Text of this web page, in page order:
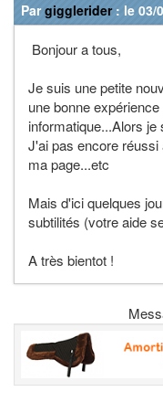
Pargigglerider: le 03/
Bonjour a tous,
Je suis une petite
une bonne
informatique...Alors
J'ai pas encore
ma page...etc
Mais d'ici quelques
subtilités (votre aide
A très bientot !